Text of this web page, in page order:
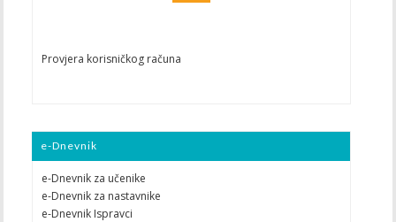
Provjera korisničkog računa
e-Dnevnik
e-Dnevnik za učenike
e-Dnevnik za nastavnike
e-Dnevnik Ispravci